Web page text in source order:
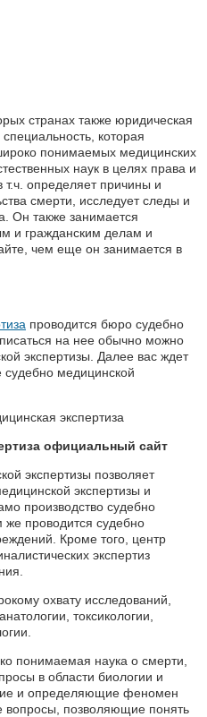
странах также юридическая
которая
понимаемых медицинских
наук в целях права и
т.ч. определяет причины и
смерти, исследует следы и
Он также занимается
и гражданским делам и
чем еще он занимается в
проводится бюро судебно
на нее обычно можно
экспертизы. Далее вас ждет
судебно медицинской
официальный сайт
экспертизы позволяет
экспертизы и
производство судебно
же проводится судебно
Кроме того, центр
экспертиз
охвату исследований,
токсикологии,
понимаемая наука о смерти,
в области биологии и
и определяющие феномен
позволяющие понять